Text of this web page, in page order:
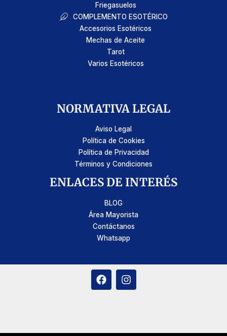
Friegasuelos
COMPLEMENTO ESOTÉRICO
Accesorios Esotéricos
Mechas de Aceite
Tarot
Varios Esotéricos
NORMATIVA LEGAL
Aviso Legal
Política de Cookies
Política de Privacidad
Términos y Condiciones
ENLACES DE INTERÉS
BLOG
Área Mayorista
Contáctanos
Whatsapp
F
a
I
n